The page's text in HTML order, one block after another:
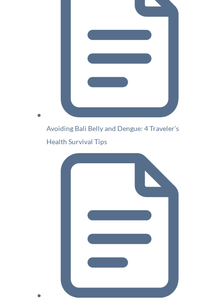
Avoiding Bali Belly and Dengue: 4 Traveler’s
Health Survival Tips